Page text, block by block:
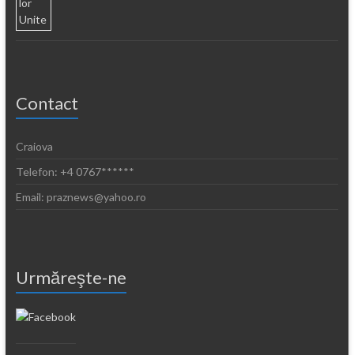
Contact
Craiova
Telefon: +4 0767******
Email: praznews@yahoo.ro
Urmăreşte-ne